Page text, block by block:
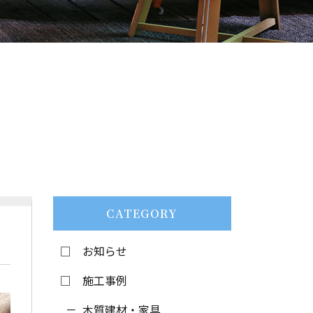
CATEGORY
お知らせ
施工事例
木質建材・家具